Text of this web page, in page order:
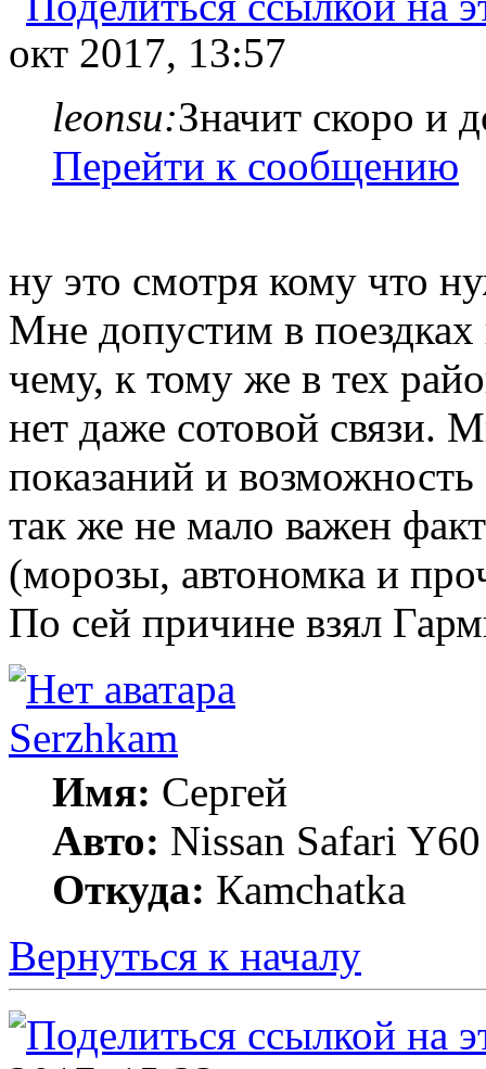
окт 2017, 13:57
leonsu:Значит скоро и
Перейти к сообщению
ну это смотря кому что
Мне допустим в
чему, к тому же в тех
нет даже сотовой связи.
показаний и
так же не мало важен
(морозы, автономка и
По сей причине взял
Serzhkam
Имя: Сергей
Авто: Nissan Safari
Откуда: Кamchatka
Вернуться к началу